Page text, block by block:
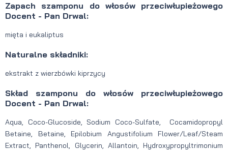
Zapach szamponu do włosów przeciwłupieżowego
Docent - Pan Drwal:
mięta i eukaliptus
Naturalne składniki:
ekstrakt z wierzbówki kiprzycy
Skład szamponu do włosów przeciwłupieżowego
Docent - Pan Drwal:
Aqua, Coco-Glucoside, Sodium Coco-Sulfate, Cocamidopropyl
Betaine, Betaine, Epilobium Angustifolium Flower/Leaf/Steam
Extract, Panthenol, Glycerin, Allantoin, Hydroxypropyltrimonium